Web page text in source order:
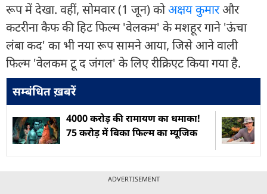
रूप में देखा. वहीं, सोमवार (1 जून) कोअक्षय कुमारऔर
कटरीना कैफ की हिट फिल्म 'वेलकम' के मशहूर गाने 'ऊंचा
लंबा कद' का भी नया रूप सामने आया, जिसे आने वाली
फिल्म 'वेलकम टू द जंगल' के लिए रीक्रिएट किया गया है.
सम्बंधित ख़बरें
4000 करोड़ की रामायण का धमाका!
75 करोड़ में बिका फिल्म का म्यूजिक
ADVERTISEMENT